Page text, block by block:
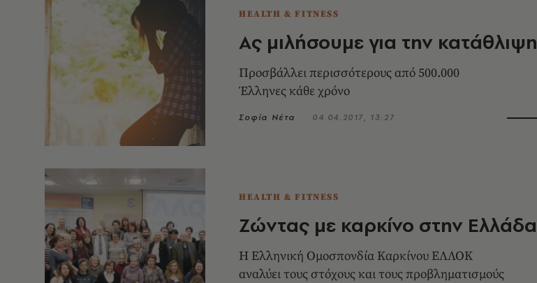
HEALTH & FITNESS
Ας μιλήσουμε για την κατάθλιψη
Προσβάλλει περισσότερους από 500.000
Έλληνες κάθε χρόνο
Σοφία Νέτα 04.04.2017, 13:27
HEALTH & FITNESS
Ζώντας με καρκίνο στην Ελλάδα
Η Ελληνική Ομοσπονδία Καρκίνου ΕΛΛΟΚ
αναλύει τους στόχους και τους προβληματισμούς